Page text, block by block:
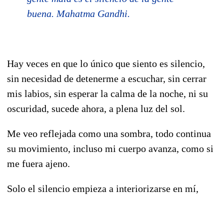
buena. Mahatma Gandhi.
Hay veces en que lo único que siento es silencio,
sin necesidad de detenerme a escuchar, sin cerrar
mis labios, sin esperar la calma de la noche, ni su
oscuridad, sucede ahora, a plena luz del sol.
Me veo reflejada como una sombra, todo continua
su movimiento, incluso mi cuerpo avanza, como si
me fuera ajeno.
Solo el silencio empieza a interiorizarse en mí,